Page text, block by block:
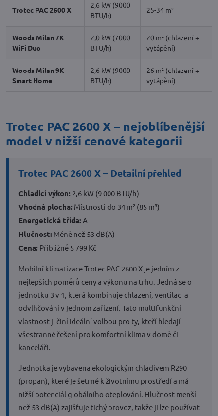
Trotec PAC 2600 X
2,6 kW (9000
BTU/h)
25-34 m²
Woods Milan 7K
WiFi Duo
2,0 kW (7000
BTU/h)
20 m² (chlazení +
vytápění)
Woods Milan 9K
Smart Home
2,6 kW (9000
BTU/h)
26 m² (chlazení +
vytápění)
Trotec PAC 2600 X – nejoblíbenější
model v nižší cenové kategorii
Trotec PAC 2600 X – Detailní přehled
Chladicí výkon: 2,6 kW (9 000 BTU/h)
Vhodná plocha: Místnosti do 34 m² (85 m³)
Energetická třída: A
Hlučnost: Méně než 53 dB(A)
Cena: Přibližně 5 799 Kč
Mobilní klimatizace Trotec PAC 2600 X je jedním z
nejlepších poměrů ceny a výkonu na trhu. Jedná se o
jednotku 3 v 1, která kombinuje chlazení, ventilaci a
odvlhčování v jednom zařízení. Tato multifunkční
vlastnost ji činí ideální volbou pro ty, kteří hledají
všestranné řešení pro komfortní klima v domě či
kanceláři.
Jednotka je vybavena ekologickým chladivem R290
(propan), které je šetrné k životnímu prostředí a má
nižší potenciál globálního oteplování. Hlučnost menší
než 53 dB(A) zajišťuje tichý provoz, takže ji lze používat